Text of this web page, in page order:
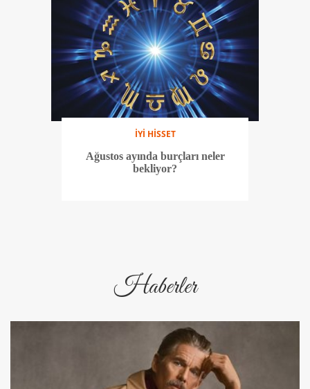
İYİ HİSSET
Ağustos ayında burçları neler
bekliyor?
Haberler